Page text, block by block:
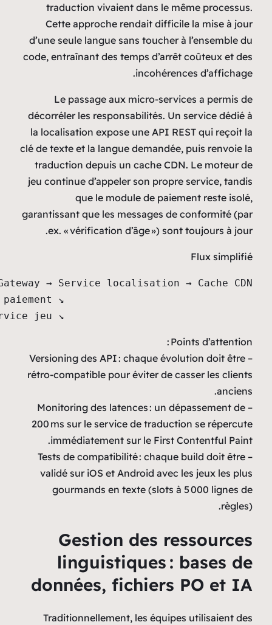
traduction vivaient
Cette approche
d’une seule langue sans
code, entraînant des
Le passage aux
décorréler les
la localisation expose
clé de texte et la langue
traduction depuis un
jeu continue d’appeler
que le module
garantissant que les
ex. « vérification
– Versioning des API :
rétro‑compatible pour
– Monitoring des
200 ms sur le service
immédiatement sur
– Tests de compatibilité
validé sur iOS et
gourmands en texte
Gestion
données,
Traditionnellement,